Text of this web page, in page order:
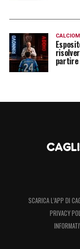
partire
SCARICA L’APP DI
PRIVACY